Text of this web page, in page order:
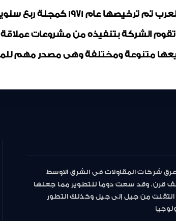
مجلة المقاولون العرب تم
تقوم الشركة بتنفيذه من مشروعات
متنوعة ومختلفة وهى مصدر مهم
شركات المقاولات فى الشرق الاوسط
قرن. وقد سعت دوماً للتطوير مما جعلها
انتقلت من جيل إلى جيل وكذلك التطور